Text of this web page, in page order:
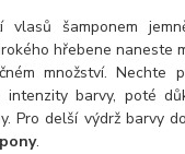
vlasů šamponem
hřebene naneste
množství. Nechte
intenzity barvy, poté
Pro delší výdrž barvy
.